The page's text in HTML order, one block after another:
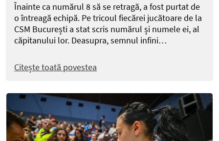
Înainte ca numărul 8 să se retragă, a fost purtat de
o întreagă echipă. Pe tricoul fiecărei jucătoare de la
CSM București a stat scris numărul și numele ei, al
căpitanului lor. Deasupra, semnul infini…
Citește toată povestea